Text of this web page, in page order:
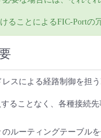
ることによるFIC-Portの
スによる経路制御を担
ることなく、各種接続
ルーティングテーブル